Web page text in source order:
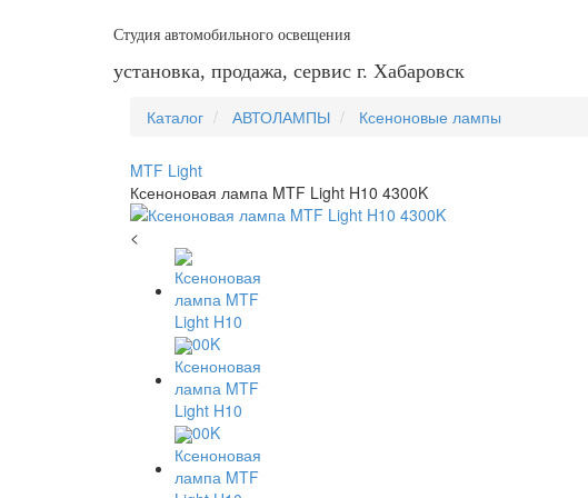
Студия автомобильного освещения
установка, продажа, сервис г. Хабаровск
Каталог АВТОЛАМПЫ Ксеноновые лампы
MTF Light
Ксеноновая лампа MTF Light H10 4300K
<